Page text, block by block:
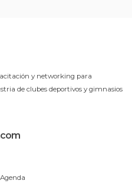
y networking para
de clubes deportivos y gimnasios
Agenda